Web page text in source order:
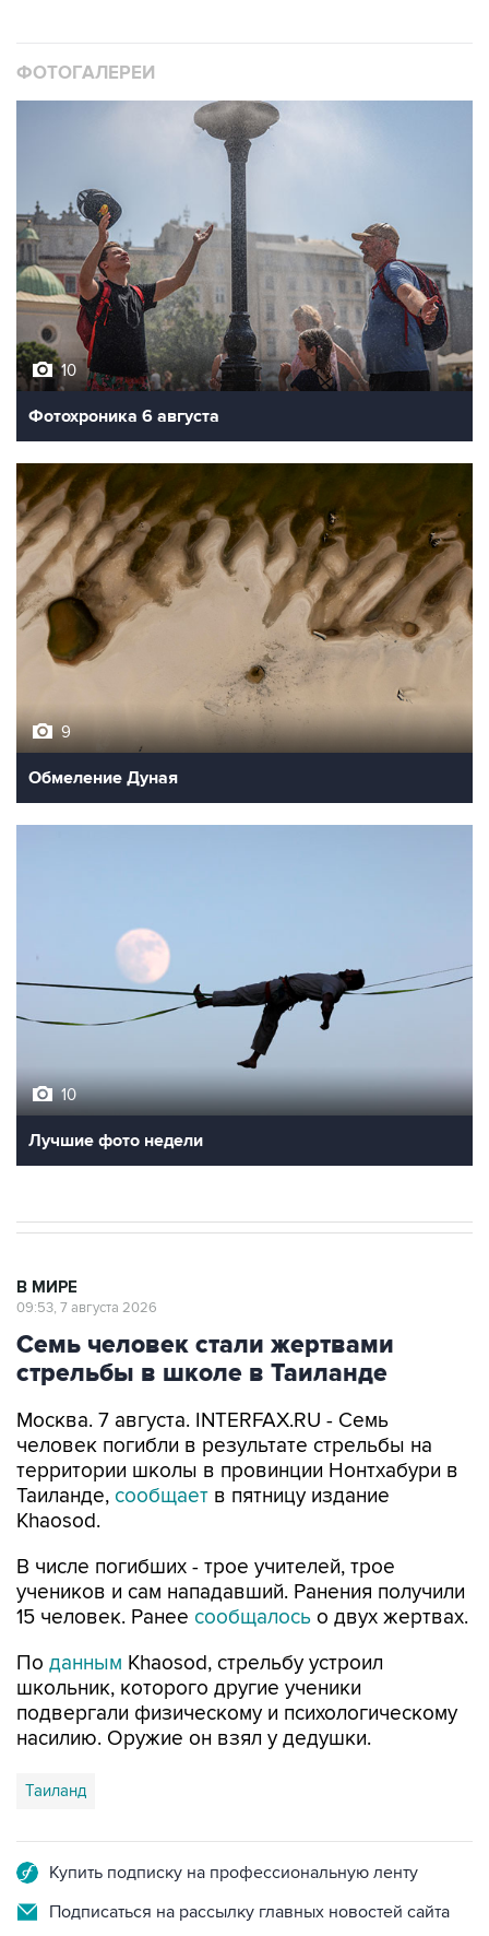
ФОТОГАЛЕРЕИ
10
Фотохроника 6 августа
9
Обмеление Дуная
10
Лучшие фото недели
В МИРЕ
09:53, 7 августа 2026
Семь человек стали жертвами
стрельбы в школе в Таиланде
Москва. 7 августа. INTERFAX.RU - Семь
человек погибли в результате стрельбы на
территории школы в провинции Нонтхабури в
Таиланде, сообщает в пятницу издание
Khaosod.
В числе погибших - трое учителей, трое
учеников и сам нападавший. Ранения получили
15 человек. Ранее сообщалось о двух жертвах.
По данным Khaosod, стрельбу устроил
школьник, которого другие ученики
подвергали физическому и психологическому
насилию. Оружие он взял у дедушки.
Таиланд
Купить подписку на профессиональную ленту
Подписаться на рассылку главных новостей сайта